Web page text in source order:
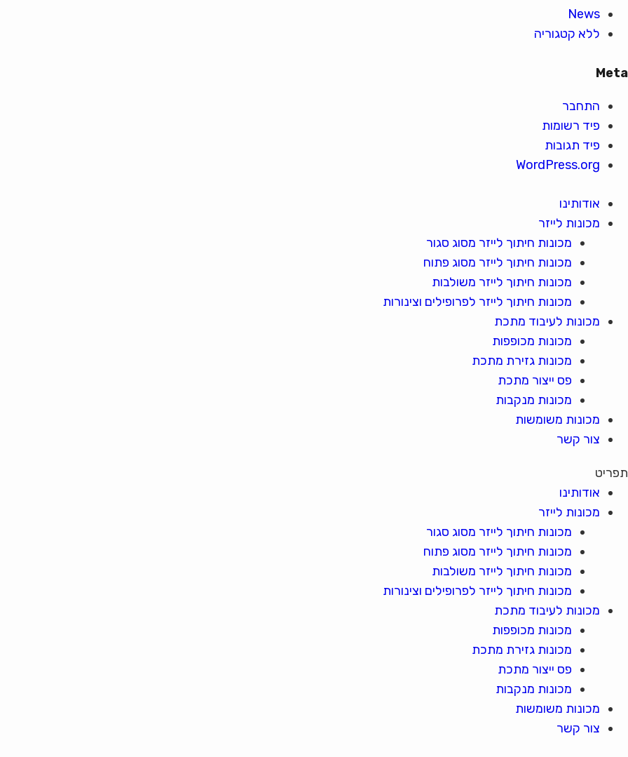
News
ללא קטגוריה
Meta
התחבר
פיד רשומות
פיד תגובות
WordPress.org
אודותינו
מכונות לייזר
מכונות חיתוך לייזר מסוג סגור
מכונות חיתוך לייזר מסוג פתוח
מכונות חיתוך לייזר משולבות
מכונות חיתוך לייזר לפרופילים וצינורות
מכונות לעיבוד מתכת
מכונות מכופפות
מכונות גזירת מתכת
פס ייצור מתכת
מכונות מנקבות
מכונות משומשות
צור קשר
תפריט
אודותינו
מכונות לייזר
מכונות חיתוך לייזר מסוג סגור
מכונות חיתוך לייזר מסוג פתוח
מכונות חיתוך לייזר משולבות
מכונות חיתוך לייזר לפרופילים וצינורות
מכונות לעיבוד מתכת
מכונות מכופפות
מכונות גזירת מתכת
פס ייצור מתכת
מכונות מנקבות
מכונות משומשות
צור קשר